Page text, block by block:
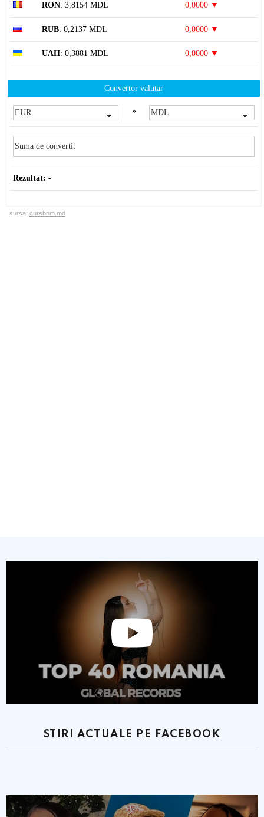
RON: 3,8154 MDL 0,0000 ▼
RUB: 0,2137 MDL 0,0000 ▼
UAH: 0,3881 MDL 0,0000 ▼
Convertor valutar
»
Rezultat: -
sursa: cursbnm.md
STIRI ACTUALE PE FACEBOOK